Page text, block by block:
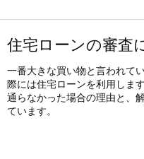
住宅ローンの審査
一番大きな買い物と言われて
際には住宅ローンを利用しま
通らなかった場合の理由と、
ています。